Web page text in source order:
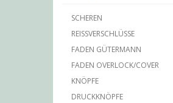
SCHEREN
REISSVERSCHLÜSSE
FADEN GÜTERMANN
FADEN OVERLOCK/COVER
KNÖPFE
DRUCKKNÖPFE